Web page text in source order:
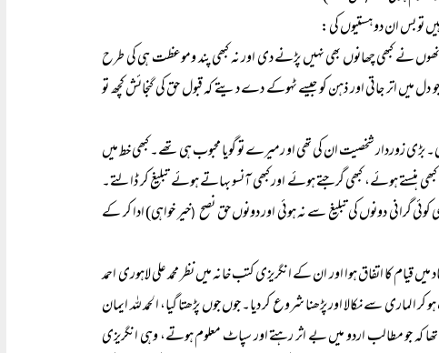
تو بس ان دو ہستیوں کی:
نے کبھی چھانوں بھی نہیں پڑنے دی اور نہ کبھی پند وموعظت ہی کی طرح
میں اتر جاتی اور ذہن کو جیسے ٹہوکے دے دیتے کہ قبول حق کی گنجائش کچھ تو
بڑی زوردار شخصیت ان کی تھی او رمیرے تو گویا محبوب ہی تھے۔ کبھی خط میں
ہنستے ہوئے، کبھی گرجتے ہوئے اور کبھی آنسو بہاتے ہوئے تبلیغ کر ڈالتے۔
گرانی دونوں کی تبلیغ سے نہ ہوئی اور دونوں حق نصح(خیر خواہی) ادا کر کے
سے نکالا اور پڑھنا شروع کر دیا۔ جوں جوں پڑھتا گیا، الحمد للہ ایمان
کہ جو مطالب اردو میں بے اثر رہتے اور سپاٹ معلوم ہوتے، وہی انگریزی